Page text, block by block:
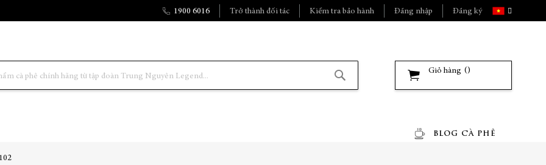
Ngôn
ngữ
Trở thành đối tác Đăng nhập
1900 6016 Kiểm tra bảo hành Đăng ký
Giỏ hàng
BLOG CÀ PHÊ